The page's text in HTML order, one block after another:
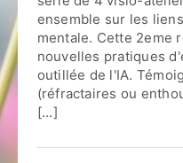
ensemble sur les
mentale. Cette 2eme
nouvelles pratiques
outillée de l'IA.
(réfractaires ou
[...]